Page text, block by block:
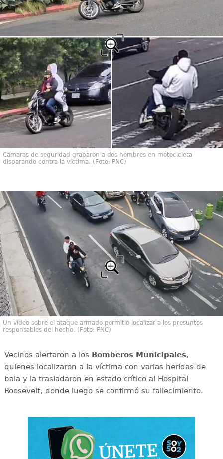
Cámaras de seguridad grabaron a dos hombres en motocicleta
disparando contra la víctima. (Foto: PNC)
Un video sobre el ataque armado permitió localizar a los presuntos
responsables del hecho. (Foto: PNC)
Vecinos alertaron a los Bomberos Municipales,
quienes localizaron a la víctima con varias heridas de
bala y la trasladaron en estado crítico al Hospital
Roosevelt, donde luego se confirmó su fallecimiento.